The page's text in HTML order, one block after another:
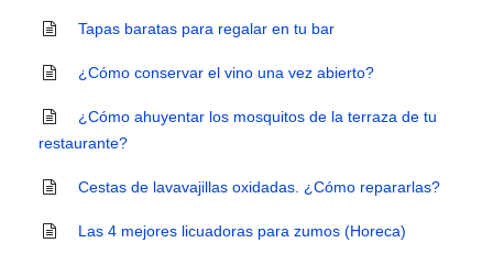
Tapas baratas para regalar en tu bar
¿Cómo conservar el vino una vez abierto?
¿Cómo ahuyentar los mosquitos de la terraza de tu
restaurante?
Cestas de lavavajillas oxidadas. ¿Cómo repararlas?
Las 4 mejores licuadoras para zumos (Horeca)